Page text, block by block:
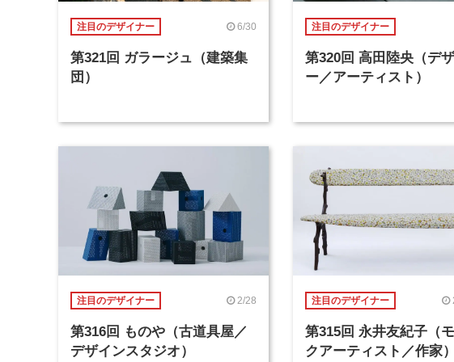
注目のデザイナー 6/30
第321回 ガラージュ（建築集
団）
注目のデザイナー
第320回 高田陸央（デ
ー／アーティスト）
注目のデザイナー 2/28
第316回 ものや（古道具屋／
デザインスタジオ）
注目のデザイナー
第315回 永井友紀子（
クアーティスト／作家）